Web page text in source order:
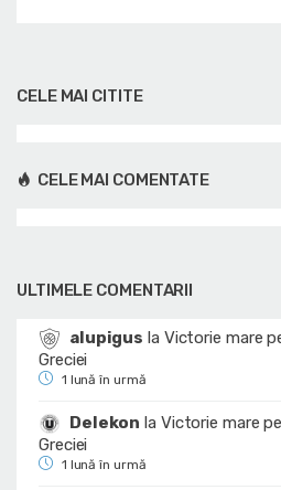
CELE MAI CITITE
CELE MAI COMENTATE
ULTIMELE COMENTARII
alupigus la Victorie mare
Greciei
1 lună în urmă
Delekon la Victorie mare
Greciei
1 lună în urmă